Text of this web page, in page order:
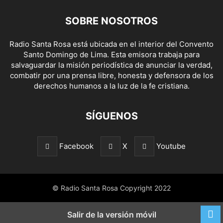
SOBRE NOSOTROS
Radio Santa Rosa está ubicada en el interior del Convento
Santo Domingo de Lima. Esta emisora trabaja para
salvaguardar la misión periodística de anunciar la verdad,
combatir por una prensa libre, honesta y defensora de los
derechos humanos a la luz de la fe cristiana.
SÍGUENOS
Facebook X Youtube
© Radio Santa Rosa Copyright 2022
Salir de la versión móvil